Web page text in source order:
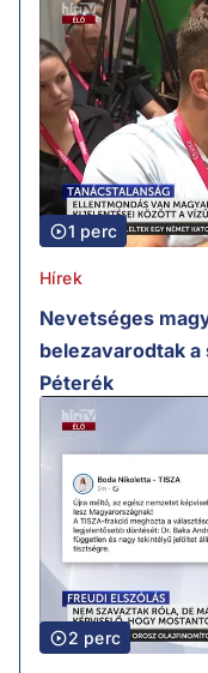
1 perc
Hírek
Nevetséges
belezavarodtak a
Péterék
2 perc